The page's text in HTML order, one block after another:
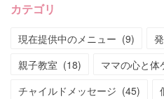
カテゴリ
現在提供中のメニュー (9)
親子教室 (18) ママの心と体
チャイルドメッセージ (45)